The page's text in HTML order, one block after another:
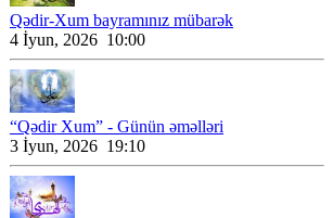
Qədir-Xum bayramınız mübarək
4 İyun, 2026 10:00
“Qədir Xum” - Günün əməlləri
3 İyun, 2026 19:10